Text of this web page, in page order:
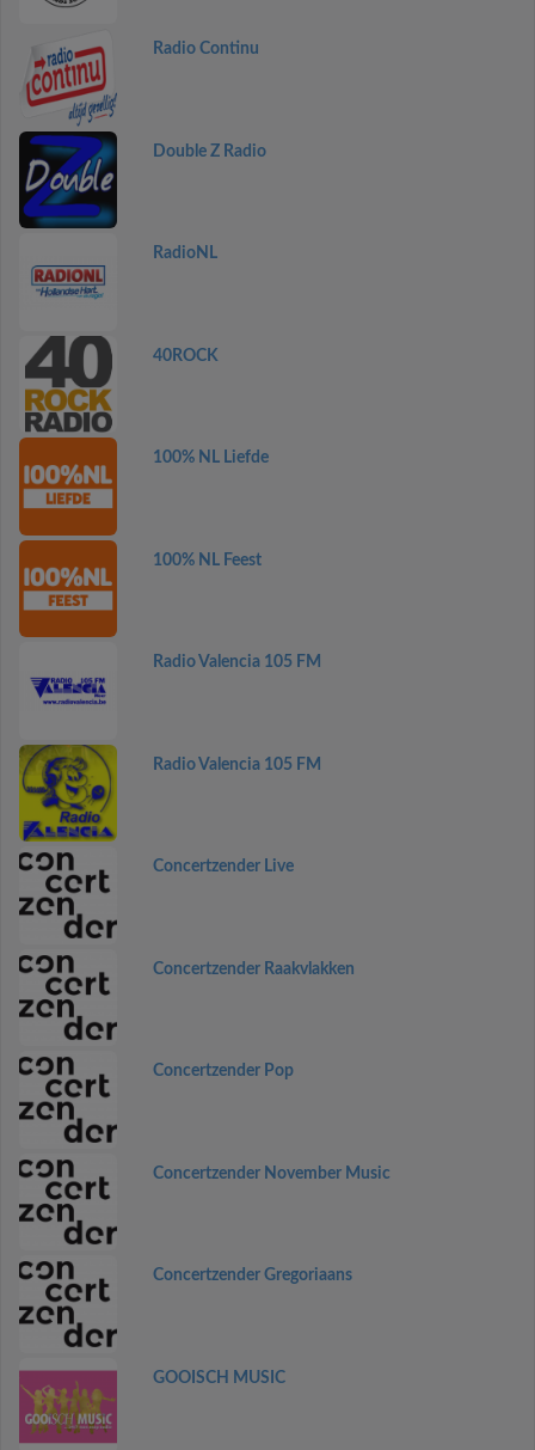
Radio Continu
Double Z Radio
RadioNL
40ROCK
100% NL Liefde
100% NL Feest
Radio Valencia 105 FM
Radio Valencia 105 FM
Concertzender Live
Concertzender Raakvlakken
Concertzender Pop
Concertzender November Music
Concertzender Gregoriaans
GOOISCH MUSIC